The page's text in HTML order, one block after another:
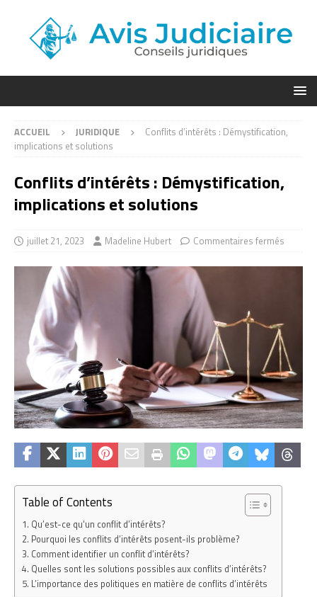
ACCUEIL JURIDIQUE
Conflits d’intérêts : Démystification,
implications et solutions
Conflits d’intérêts : Démystification,
implications et solutions
juillet 21, 2023 Madeline Hubert Commentaires fermés
Table of Contents
Qu’est-ce qu’un conflit d’intérêts?
Pourquoi les conflits d’intérêts posent-ils problème?
Comment identifier un conflit d’intérêts?
Quelles sont les solutions possibles aux conflits d’intérêts?
L’importance des politiques en matière de conflits d’intérêts